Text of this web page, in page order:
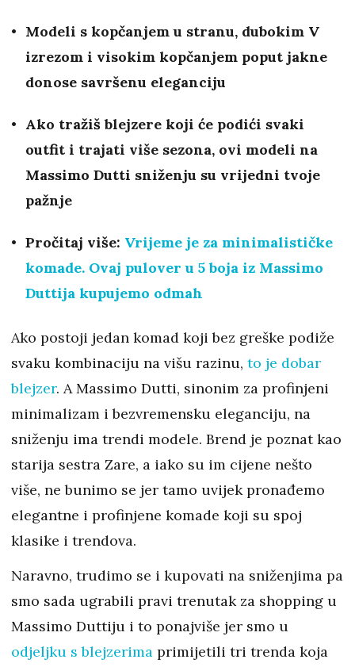
Modeli s kopčanjem u stranu, dubokim V
izrezom i visokim kopčanjem poput jakne
donose savršenu eleganciju
Ako tražiš blejzere koji će podići svaki
outfit i trajati više sezona, ovi modeli na
Massimo Dutti sniženju su vrijedni tvoje
pažnje
Pročitaj više: Vrijeme je za minimalističke
komade. Ovaj pulover u 5 boja iz Massimo
Duttija kupujemo odmah
Ako postoji jedan komad koji bez greške podiže
svaku kombinaciju na višu razinu, to je dobar
blejzer. A Massimo Dutti, sinonim za profinjeni
minimalizam i bezvremensku eleganciju, na
sniženju ima trendi modele. Brend je poznat kao
starija sestra Zare, a iako su im cijene nešto
više, ne bunimo se jer tamo uvijek pronađemo
elegantne i profinjene komade koji su spoj
klasike i trendova.
Naravno, trudimo se i kupovati na sniženjima pa
smo sada ugrabili pravi trenutak za shopping u
Massimo Duttiju i to ponajviše jer smo u
odjeljku s blejzerima primijetili tri trenda koja